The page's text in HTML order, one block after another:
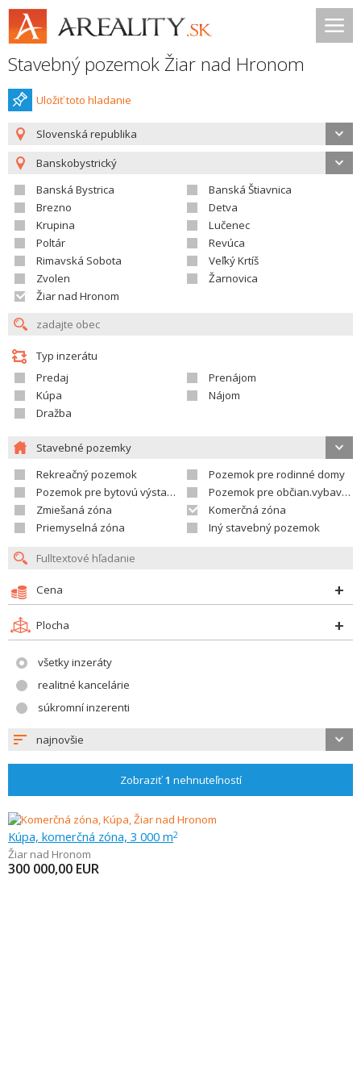
Stavebný pozemok Žiar nad Hronom
Uložiť toto hladanie
Slovenská republika
Banskobystrický
Banská Bystrica
Banská Štiavnica
Brezno
Detva
Krupina
Lučenec
Poltár
Revúca
Rimavská Sobota
Veľký Krtíš
Zvolen
Žarnovica
Žiar nad Hronom
Typ inzerátu
Predaj
Prenájom
Kúpa
Nájom
Dražba
Stavebné pozemky
Rekreačný pozemok
Pozemok pre rodinné domy
Pozemok pre bytovú výstavbu
Pozemok pre občian.vybavenosť
Zmiešaná zóna
Komerčná zóna
Priemyselná zóna
Iný stavebný pozemok
Cena
Plocha
všetky inzeráty
realitné kancelárie
súkromní inzerenti
najnovšie
Zobraziť1 nehnuteľností
Kúpa, komerčná zóna, 3 000 m2
Žiar nad Hronom
300 000,00 EUR